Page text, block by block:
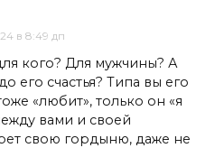
в 8:49 дп
кого? Для мужчины? А
его счастья? Типа вы его
«любит», только он «я
вами и своей
свою гордыню, даже не